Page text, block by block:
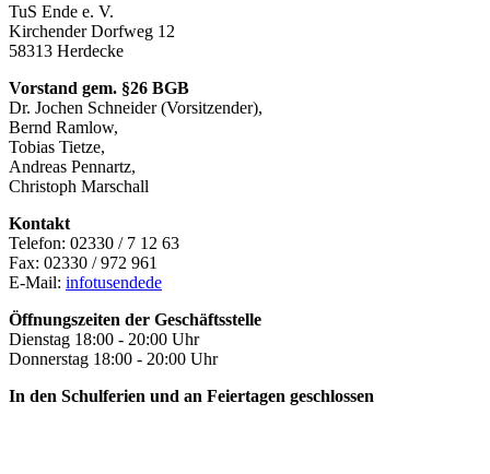
TuS Ende e. V.
Kirchender Dorfweg 12
58313 Herdecke
Vorstand gem. §26 BGB
Dr. Jochen Schneider (Vorsitzender),
Bernd Ramlow,
Tobias Tietze,
Andreas Pennartz,
Christoph Marschall
Kontakt
Telefon: 02330 / 7 12 63
Fax: 02330 / 972 961
E-Mail: infotusendede
Öffnungszeiten der Geschäftsstelle
Dienstag 18:00 - 20:00 Uhr
Donnerstag 18:00 - 20:00 Uhr
In den Schulferien und an Feiertagen geschlossen